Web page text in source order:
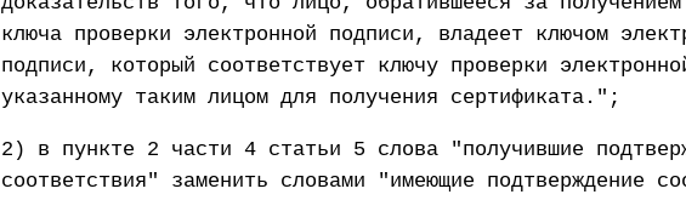
ключа проверки электронной подписи, владеет ключом
подписи, который соответствует ключу проверки
указанному таким лицом для получения сертификата.";
2) в пункте 2 части 4 статьи 5 слова "получившие
соответствия" заменить словами "имеющие подтверждение